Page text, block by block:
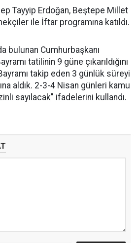
Tayyip Erdoğan, Beştepe Millet
ile İftar programına katıldı.
bulunan Cumhurbaşkanı
tatilinin 9 güne çıkarıldığını
takip eden 3 günlük süreyi
aldık. 2-3-4 Nisan günleri kamu
sayılacak" ifadelerini kullandı.